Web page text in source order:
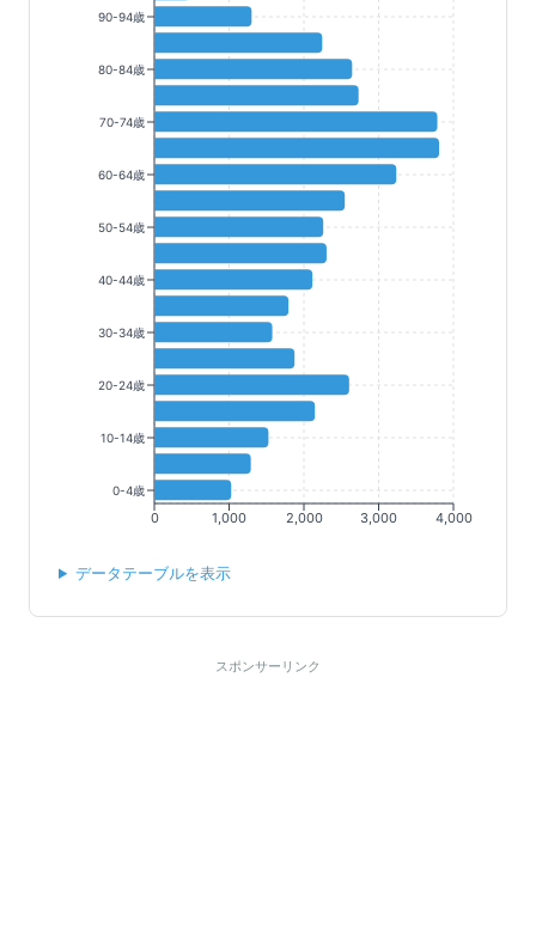
0 1,000 2,000 3,000 4,000
90-94歳
80-84歳
70-74歳
60-64歳
50-54歳
40-44歳
30-34歳
20-24歳
10-14歳
0-4歳
データテーブルを表示
スポンサーリンク